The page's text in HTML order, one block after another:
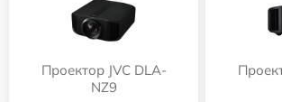
Проектор JVC DLA-
NZ9